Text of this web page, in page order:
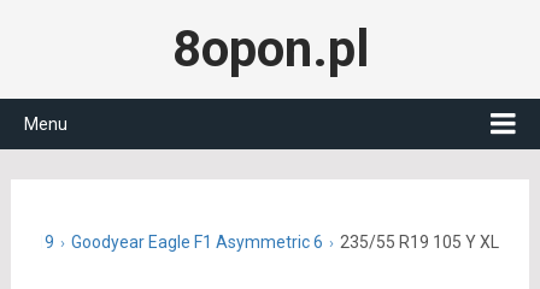
8opon.pl
Menu
R19 Goodyear Eagle F1 Asymmetric 6 235/55 R19 105 Y XL